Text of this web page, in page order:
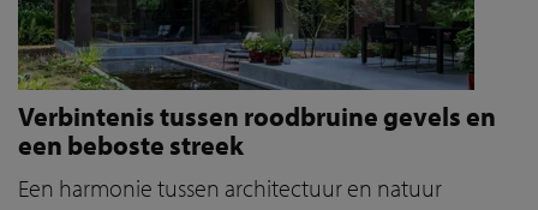
Verbintenis tussen roodbruine gevels en
een beboste streek
Een harmonie tussen architectuur en natuur